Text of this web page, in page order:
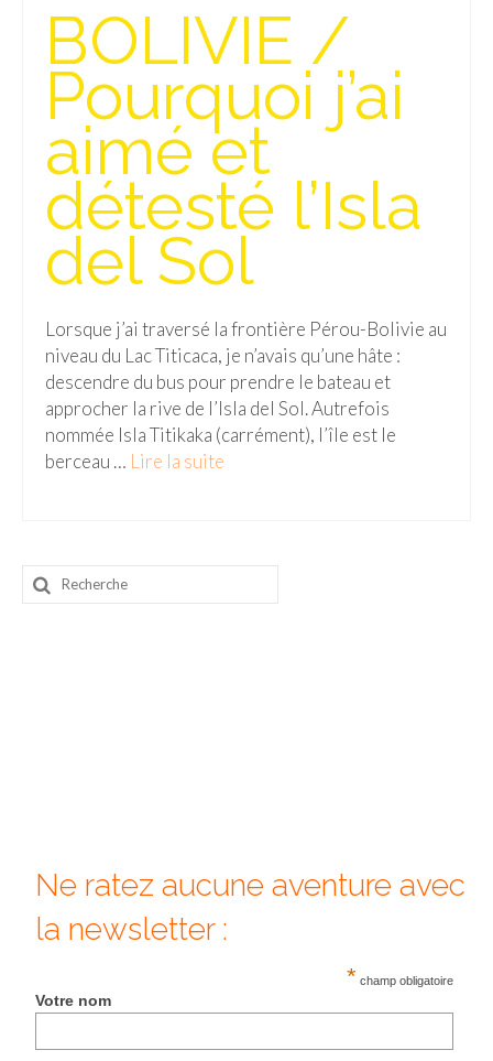
Kyoto
Mont Fuji
Nikko
Tokyo
Malaisie
Cameron Highlands
Penang
Singapour
Vietnam
Baie d’Halong
Mai Chau
BOLIVIE /
Pourquoi j’ai
aimé et
détesté l’Isla
del Sol
Lorsque j’ai traversé la frontière Pérou-Bolivie au
niveau du Lac Titicaca, je n’avais qu’une hâte :
descendre du bus pour prendre le bateau et
approcher la rive de l’Isla del Sol. Autrefois
nommée Isla Titikaka (carrément), l’île est le
berceau … Lire la suite­­
Rechercher
:
Ne ratez aucune aventure avec
la newsletter :
* champ obligatoire
Votre nom